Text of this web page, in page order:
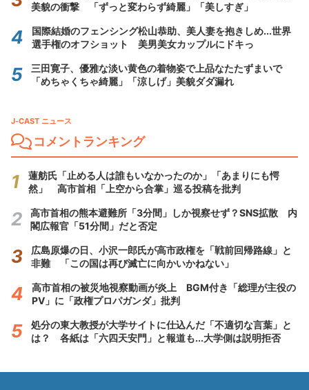
美貌の衝撃 「ずっと変わらず綺麗」「美しすぎ」
国際結婚のフェンシング松山恭助、美人妻を抱きしめ...世界
選手権のオフショット 美男美女カップルにドキっ
三田寛子、優雅な淡い黄色の着物姿で上品なたたずまいで
「めちゃくちゃ綺麗」「涼しげ」美貌ダダ漏れ
J-CAST ニュース
コメントランキング
蓮舫氏「止める人は誰もいなかったのか」「あまりにも愕
然」 高市首相「上空から合掌」巡る投稿を批判
高市首相の熊本避難所「3分間」しか視察せず？SNS拡散 内
閣広報官「51分間」だと否定
広島原爆の日、小沢一郎氏が高市政権を「戦前回帰路線」と
非難 「この国は再び滅亡に向かいかねない」
高市首相の被災地視察動画が炎上 BGM付き「総理が主役の
PV」に「政権プロパガンダ」批判
処分の東大教授が大学サイトに仕込んだ「不適切な言葉」と
は？ 各紙は「六四天安門」と報道も...大学側は説明拒否